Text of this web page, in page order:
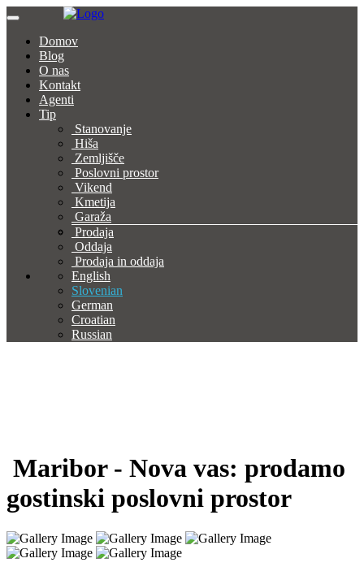
Domov
Blog
O nas
Kontakt
Agenti
Tip
Stanovanje
Hiša
Zemljišče
Poslovni prostor
Vikend
Kmetija
Garaža
Prodaja
Oddaja
Prodaja in oddaja
English
Slovenian
German
Croatian
Russian
Maribor - Nova vas: prodamo
gostinski poslovni prostor